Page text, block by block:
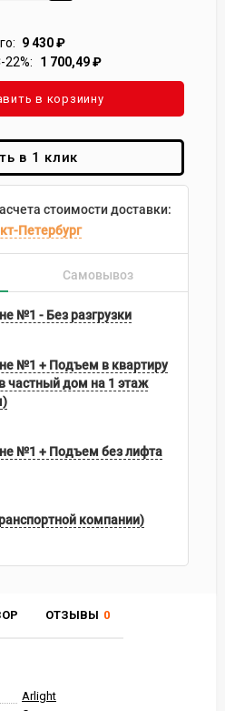
ОТЗЫВЫ 0
Arlight
9 430₽
22%:
1 700,49₽
в корзиину
в 1 клик
стоимости доставки:
Петербург
Самовывоз
№1 - Без разгрузки
№1 + Подъем в квартиру
частный дом на 1 этаж
№1 + Подъем без лифта
компании)